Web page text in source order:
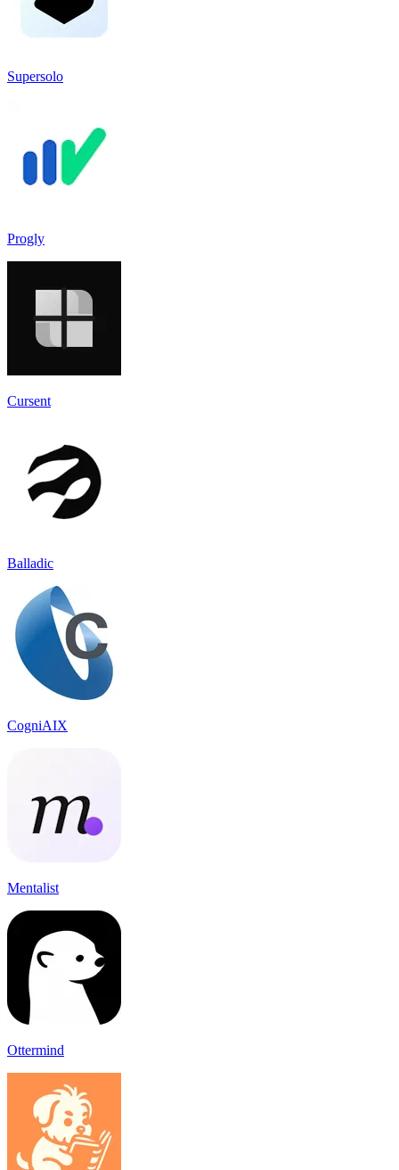
Supersolo
Progly
Cursent
Balladic
CogniAIX
Mentalist
Ottermind